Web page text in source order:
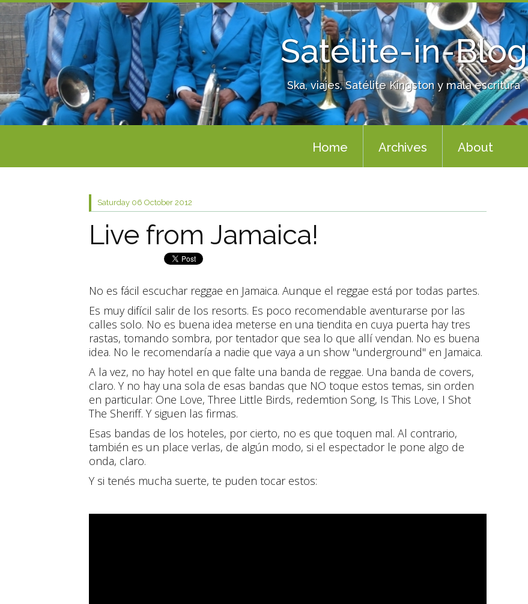
Satélite-in-Blog
Ska, viajes, Satélite Kingston y mala escritura
Home Archives About
Saturday 06 October 2012
Live from Jamaica!
No es fácil escuchar reggae en Jamaica. Aunque el reggae está por todas partes.
Es muy difícil salir de los resorts. Es poco recomendable aventurarse por las
calles solo. No es buena idea meterse en una tiendita en cuya puerta hay tres
rastas, tomando sombra, por tentador que sea lo que allí vendan. No es buena
idea. No le recomendaría a nadie que vaya a un show "underground" en Jamaica.
A la vez, no hay hotel en que falte una banda de reggae. Una banda de covers,
claro. Y no hay una sola de esas bandas que NO toque estos temas, sin orden
en particular: One Love, Three Little Birds, redemtion Song, Is This Love, I Shot
The Sheriff. Y siguen las firmas.
Esas bandas de los hoteles, por cierto, no es que toquen mal. Al contrario,
también es un place verlas, de algún modo, si el espectador le pone algo de
onda, claro.
Y si tenés mucha suerte, te puden tocar estos: